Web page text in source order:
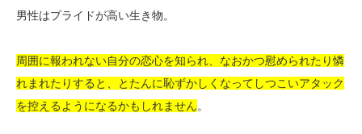
男性はプライドが高い生き物。
周囲に報われない自分の恋心を知られ、なおかつ慰められたり憐
れまれたりすると、とたんに恥ずかしくなってしつこいアタック
を控えるようになるかもしれません。